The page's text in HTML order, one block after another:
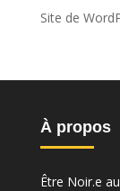
Site de
À propos
Être Noir.e